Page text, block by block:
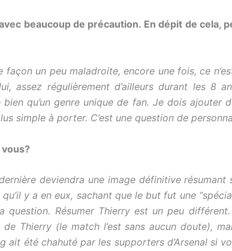
beaucoup de précaution. En dépit de cela,
un peu maladroite, encore une fois, ce
assez régulièrement d’ailleurs durant les 8
qu’un genre unique de fan. Je dois ajouter
simple à porter. C’est une question de
deviendra une image définitive
y a en eux, sachant que le but fut une
Résumer Thierry est un peu
Thierry (le match l’est sans aucun doute),
ait été chahuté par les supporters d’Arsenal si